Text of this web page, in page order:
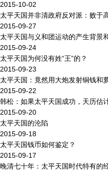
2015-10-02
太平天国并非清政府反对派：败于
2015-09-27
太平天国与义和团运动的产生背景
2015-09-24
太平天国为何没有姓“王”的？
2015-09-23
太平天国：竟然用大炮发射铜钱和
2015-09-22
韩松：如果太平天国成功，天历估
2015-09-20
太平天国的沦陷
2015-09-18
太平天国钱币如何鉴定？
2015-09-17
晚清七十年：太平天国时代特有的